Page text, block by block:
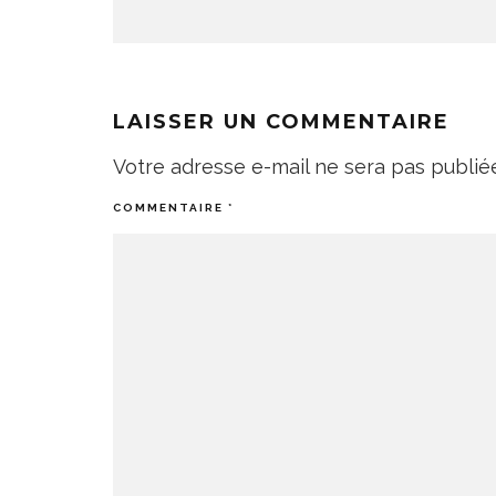
LAISSER UN COMMENTAIRE
Votre adresse e-mail ne sera pas
COMMENTAIRE *